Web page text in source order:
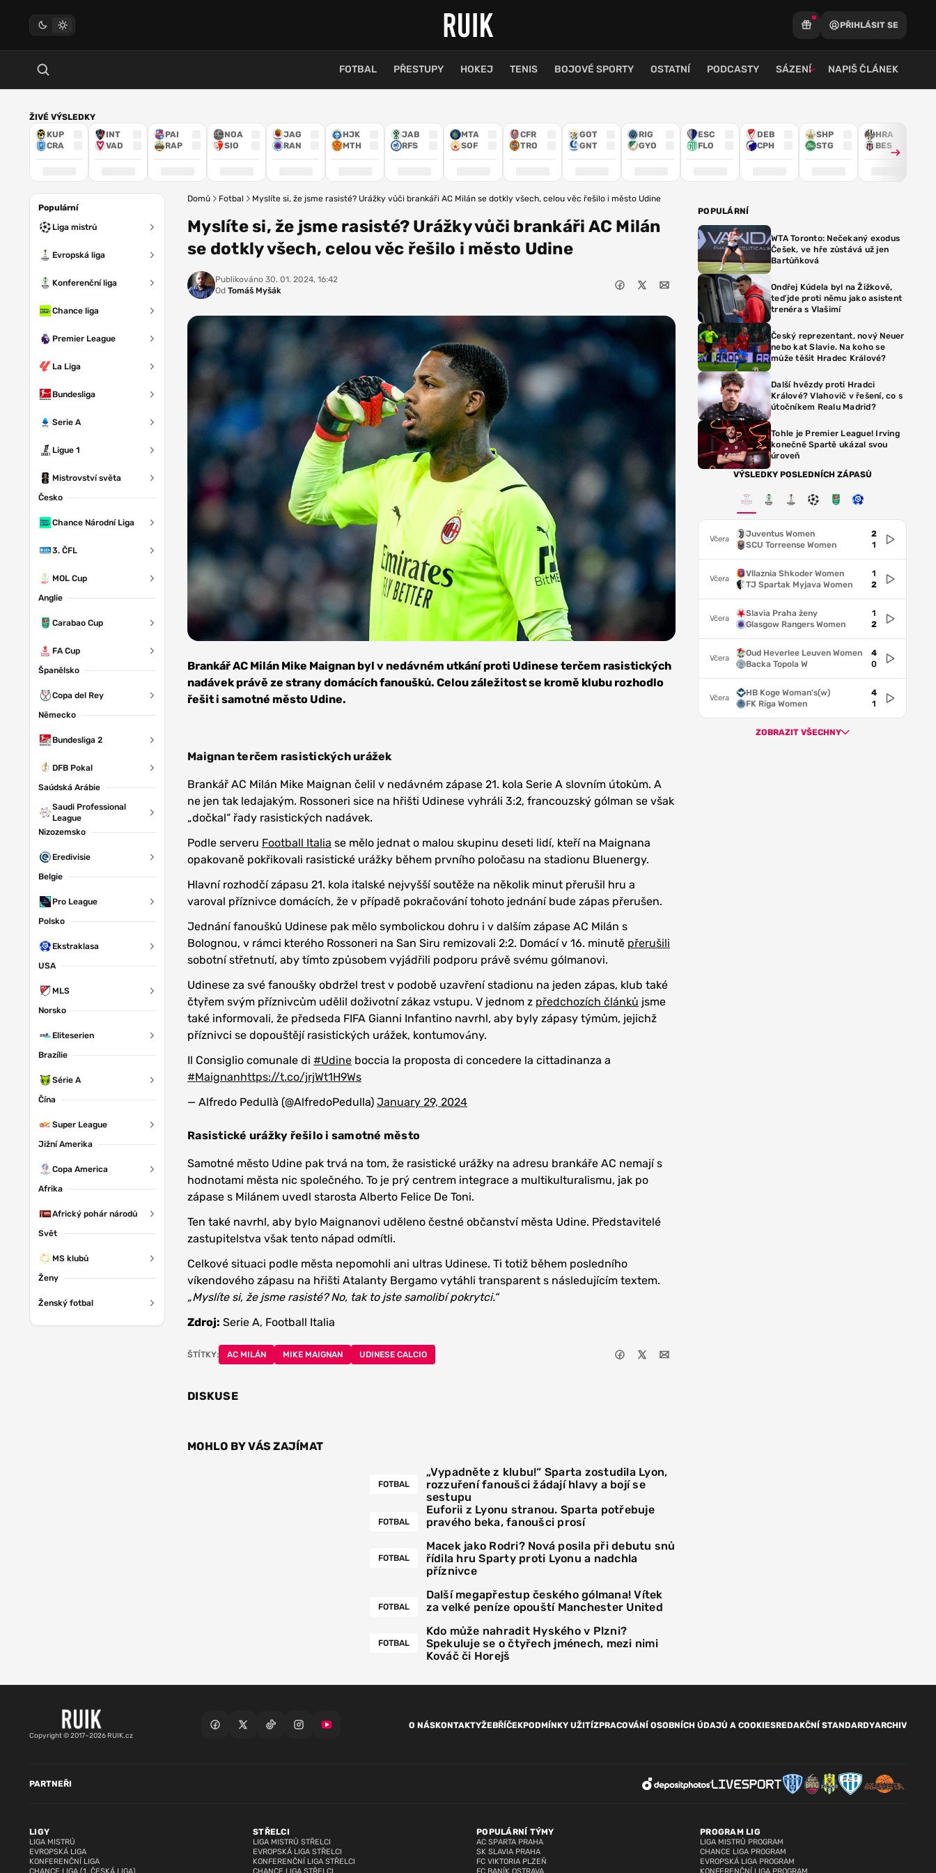
PŘIHLÁSIT SE
FOTBAL PŘESTUPY HOKEJ TENIS BOJOVÉ SPORTY OSTATNÍ PODCASTY SÁZENÍ NAPIŠ ČLÁNEK
ŽIVÉ VÝSLEDKY
KUP
CRA
INT
VAD
PAI
RAP
NOA
SIO
JAG
RAN
HJK
MTH
JAB
RFS
MTA
SOF
CFR
TRO
GOT
GNT
RIG
GYO
ESC
FLO
DEB
CPH
SHP
STG
HRA
BES
Populární
Liga mistrů
Evropská liga
Konferenční liga
Chance liga
Premier League
La Liga
Bundesliga
Serie A
Ligue 1
Mistrovství světa
Česko
Chance Národní Liga
3. ČFL
MOL Cup
Anglie
Carabao Cup
FA Cup
Španělsko
Copa del Rey
Německo
Bundesliga 2
DFB Pokal
Saúdská Arábie
Saudi Professional
League
Nizozemsko
Eredivisie
Belgie
Pro League
Polsko
Ekstraklasa
USA
MLS
Norsko
Eliteserien
Brazílie
Série A
Čína
Super League
Jižní Amerika
Copa America
Afrika
Africký pohár národů
Svět
MS klubů
Ženy
Ženský fotbal
Domů Fotbal Myslíte si, že jsme rasisté? Urážky vůči brankáři AC Milán se dotkly všech, celou věc řešilo i město Udine
Myslíte si, že jsme rasisté? Urážky vůči brankáři AC Milán
se dotkly všech, celou věc řešilo i město Udine
Publikováno 30. 01. 2024, 16:42
Od Tomáš Myšák
Depositphotos
Brankář AC Milán Mike Maignan byl v nedávném utkání proti Udinese terčem rasistických
nadávek právě ze strany domácích fanoušků. Celou záležitost se kromě klubu rozhodlo
řešit i samotné město Udine.
Maignan terčem rasistických urážek
Brankář AC Milán Mike Maignan čelil v nedávném zápase 21. kola Serie A slovním útokům. A
ne jen tak ledajakým. Rossoneri sice na hřišti Udinese vyhráli 3:2, francouzský gólman se však
„dočkal“ řady rasistických nadávek.
Podle serveru Football Italia se mělo jednat o malou skupinu deseti lidí, kteří na Maignana
opakovaně pokřikovali rasistické urážky během prvního poločasu na stadionu Bluenergy.
Hlavní rozhodčí zápasu 21. kola italské nejvyšší soutěže na několik minut přerušil hru a
varoval příznivce domácích, že v případě pokračování tohoto jednání bude zápas přerušen.
Jednání fanoušků Udinese pak mělo symbolickou dohru i v dalším zápase AC Milán s
Bolognou, v rámci kterého Rossoneri na San Siru remizovali 2:2. Domácí v 16. minutě přerušili
sobotní střetnutí, aby tímto způsobem vyjádřili podporu právě svému gólmanovi.
Udinese za své fanoušky obdržel trest v podobě uzavření stadionu na jeden zápas, klub také
čtyřem svým příznivcům udělil doživotní zákaz vstupu. V jednom z předchozích článků jsme
také informovali, že předseda FIFA Gianni Infantino navrhl, aby byly zápasy týmům, jejichž
příznivci se dopouštějí rasistických urážek, kontumovány.
Il Consiglio comunale di #Udine boccia la proposta di concedere la cittadinanza a
#Maignanhttps://t.co/jrjWt1H9Ws
— Alfredo Pedullà (@AlfredoPedulla) January 29, 2024
Rasistické urážky řešilo i samotné město
Samotné město Udine pak trvá na tom, že rasistické urážky na adresu brankáře AC nemají s
hodnotami města nic společného. To je prý centrem integrace a multikulturalismu, jak po
zápase s Milánem uvedl starosta Alberto Felice De Toni.
Ten také navrhl, aby bylo Maignanovi uděleno čestné občanství města Udine. Představitelé
zastupitelstva však tento nápad odmítli.
Celkové situaci podle města nepomohli ani ultras Udinese. Ti totiž během posledního
víkendového zápasu na hřišti Atalanty Bergamo vytáhli transparent s následujícím textem.
„Myslíte si, že jsme rasisté? No, tak to jste samolibí pokrytci.“
Zdroj: Serie A, Football Italia
ŠTÍTKY: AC MILÁN MIKE MAIGNAN UDINESE CALCIO
DISKUSE
MOHLO BY VÁS ZAJÍMAT
FOTBAL
„Vypadněte z klubu!“ Sparta zostudila Lyon,
rozzuření fanoušci žádají hlavy a bojí se
sestupu
FOTBAL
Euforii z Lyonu stranou. Sparta potřebuje
pravého beka, fanoušci prosí
FOTBAL
Macek jako Rodri? Nová posila při debutu snů
řídila hru Sparty proti Lyonu a nadchla
příznivce
FOTBAL
Další megapřestup českého gólmana! Vítek
za velké peníze opouští Manchester United
FOTBAL
Kdo může nahradit Hyského v Plzni?
Spekuluje se o čtyřech jménech, mezi nimi
Kováč či Horejš
POPULÁRNÍ
WTA Toronto: Nečekaný exodus
Češek, ve hře zůstává už jen
Bartůňková
Ondřej Kúdela byl na Žižkově,
teď jde proti němu jako asistent
trenéra s Vlašimí
Český reprezentant, nový Neuer
nebo kat Slavie. Na koho se
může těšit Hradec Králové?
Další hvězdy proti Hradci
Králové? Vlahovič v řešení, co s
útočníkem Realu Madrid?
Tohle je Premier League! Irving
konečně Spartě ukázal svou
úroveň
VÝSLEDKY POSLEDNÍCH ZÁPASŮ
Včera
Juventus Women
SCU Torreense Women
2
1
Včera
Vllaznia Shkoder Women
TJ Spartak Myjava Women
1
2
Včera
Slavia Praha ženy
Glasgow Rangers Women
1
2
Včera
Oud Heverlee Leuven Women
Backa Topola W
4
0
Včera
HB Koge Woman's(w)
FK Riga Women
4
1
ZOBRAZIT VŠECHNY
Copyright © 2017–2026 RUIK.cz
O NÁSKONTAKTYŽEBŘÍČEKPODMÍNKY UŽITÍZPRACOVÁNÍ OSOBNÍCH ÚDAJŮ A COOKIESREDAKČNÍ STANDARDYARCHIV
LIGY
LIGA MISTRŮ
EVROPSKÁ LIGA
KONFERENČNÍ LIGA
STŘELCI
LIGA MISTRŮ STŘELCI
EVROPSKÁ LIGA STŘELCI
KONFERENČNÍ LIGA STŘELCI
POPULÁRNÍ TÝMY
AC SPARTA PRAHA
SK SLAVIA PRAHA
FC VIKTORIA PLZEŇ
PROGRAM LIG
LIGA MISTRŮ PROGRAM
CHANCE LIGA PROGRAM
EVROPSKÁ LIGA PROGRAM
PARTNEŘI